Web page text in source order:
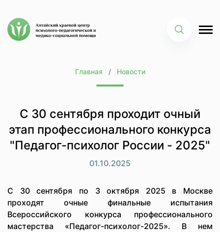
Главная Новости
C 30 cентября проходит очный
этап профессионального конкурса
"Педагог-психолог России - 2025"
01.10.2025
С 30 сентября по 3 октября 2025 в Москве
проходят очные финальные испытания
Всероссийского конкурса профессионального
мастерства «Педагог-психолог-2025». В нем